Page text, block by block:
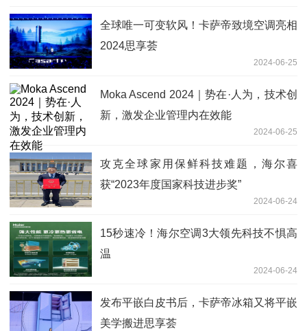
全球唯一可变软风！卡萨帝致境空调亮相
2024思享荟
2024-06-25
Moka Ascend 2024｜势在·人为，技术创
新，激发企业管理内在效能
2024-06-25
攻克全球家用保鲜科技难题，海尔喜
获“2023年度国家科技进步奖”
2024-06-24
15秒速冷！海尔空调3大领先科技不惧高
温
2024-06-24
发布平嵌白皮书后，卡萨帝冰箱又将平嵌
美学搬进思享荟